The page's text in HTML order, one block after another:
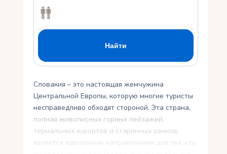
Словакия – это настоящая жемчужина
Центральной Европы, которую многие туристы
несправедливо обходят стороной. Эта страна,
полная живописных горных пейзажей,
термальных курортов и старинных замков,
является идеальным направлением для тех, кто